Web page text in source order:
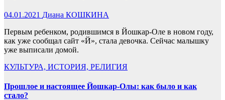
04.01.2021 Диана КОШКИНА
Первым ребенком, родившимся в Йошкар-Оле в новом году,
как уже сообщал сайт «Й», стала девочка. Сейчас малышку
уже выписали домой.
КУЛЬТУРА, ИСТОРИЯ, РЕЛИГИЯ
Прошлое и настоящее Йошкар-Олы: как было и как
стало?